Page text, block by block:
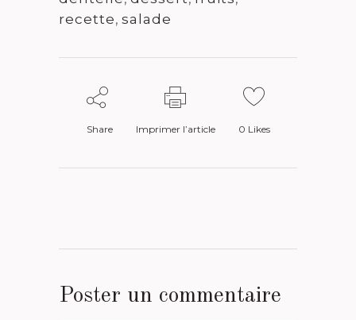
recette, salade
Share Imprimer l’article 0 Likes
Poster un commentaire